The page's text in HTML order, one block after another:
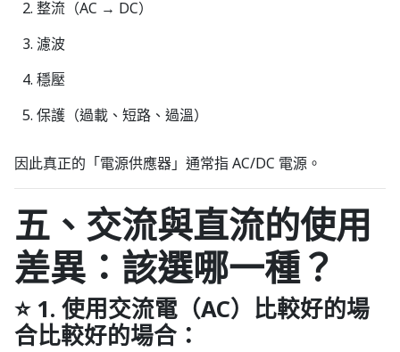
整流（AC → DC）
濾波
穩壓
保護（過載、短路、過溫）
因此真正的「電源供應器」通常指 AC/DC 電源。
五、交流與直流的使用
差異：該選哪一種？
⭐ 1. 使用交流電（AC）比較好的場
合比較好的場合：